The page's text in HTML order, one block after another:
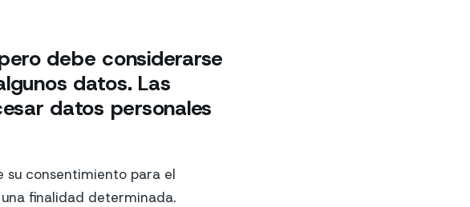
debe considerarse
datos. Las
datos personales
su consentimiento para el
finalidad determinada.